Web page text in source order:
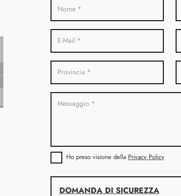
Ho preso visione della Privacy Policy
DOMANDA DI SICUREZZA